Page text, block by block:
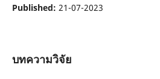
Published: 21-07-2023
บทความวิจัย